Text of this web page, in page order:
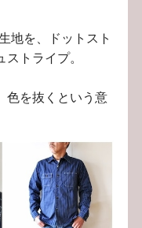
地を、ドットスト
トライプ。
色を抜くという意